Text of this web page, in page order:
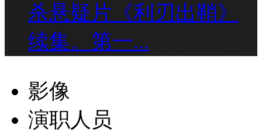
杀悬疑片《利刃出鞘》
续集。第一...
影像
演职人员